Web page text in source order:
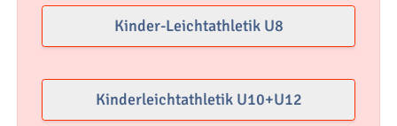
Kinder-Leichtathletik U8
Kinderleichtathletik U10+U12